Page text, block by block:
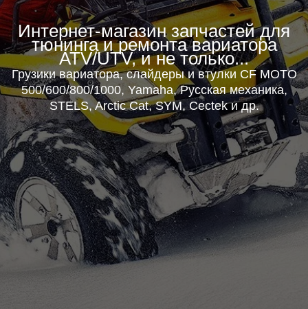
Интернет-магазин запчастей для
тюнинга и ремонта вариатора
ATV/UTV, и не только...
Грузики вариатора, слайдеры и втулки CF MOTO
500/600/800/1000, Yamaha, Русская механика,
STELS, Arctic Cat, SYM, Cectek и др.